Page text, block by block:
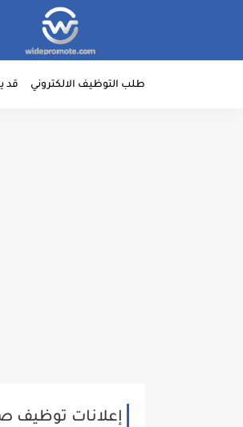
طلب التوظيف الالكتروني قد
إعلانات توظيف